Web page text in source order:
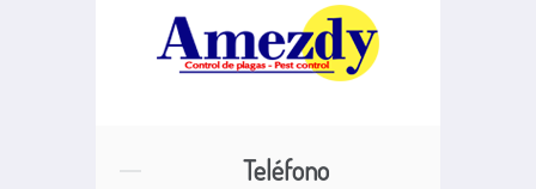
Teléfono